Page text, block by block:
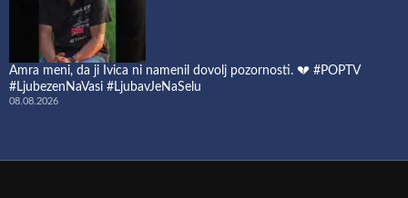
Amra meni, da ji Ivica ni namenil dovolj pozornosti. 💔 #POPTV
#LjubezenNaVasi #LjubavJeNaSelu
08.08.2026